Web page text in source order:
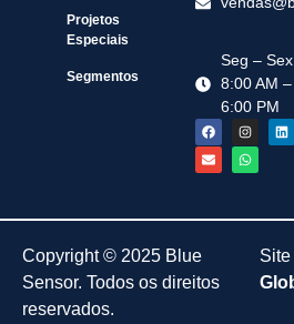
Projetos
Especiais
Segmentos
Seg –
8:00 AM –
6:00 PM
Copyright © 2025 Blue
Sensor. Todos os direitos
reservados.